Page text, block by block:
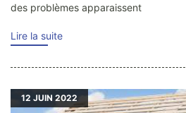
des problèmes apparaissent
Lire la suite
12 JUIN 2022